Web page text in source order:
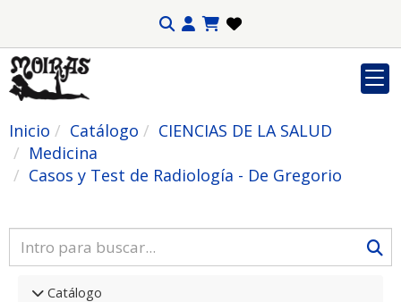
Inicio Catálogo
CIENCIAS DE LA SALUD
Medicina
Casos y Test de Radiología - De Gregorio
Catálogo